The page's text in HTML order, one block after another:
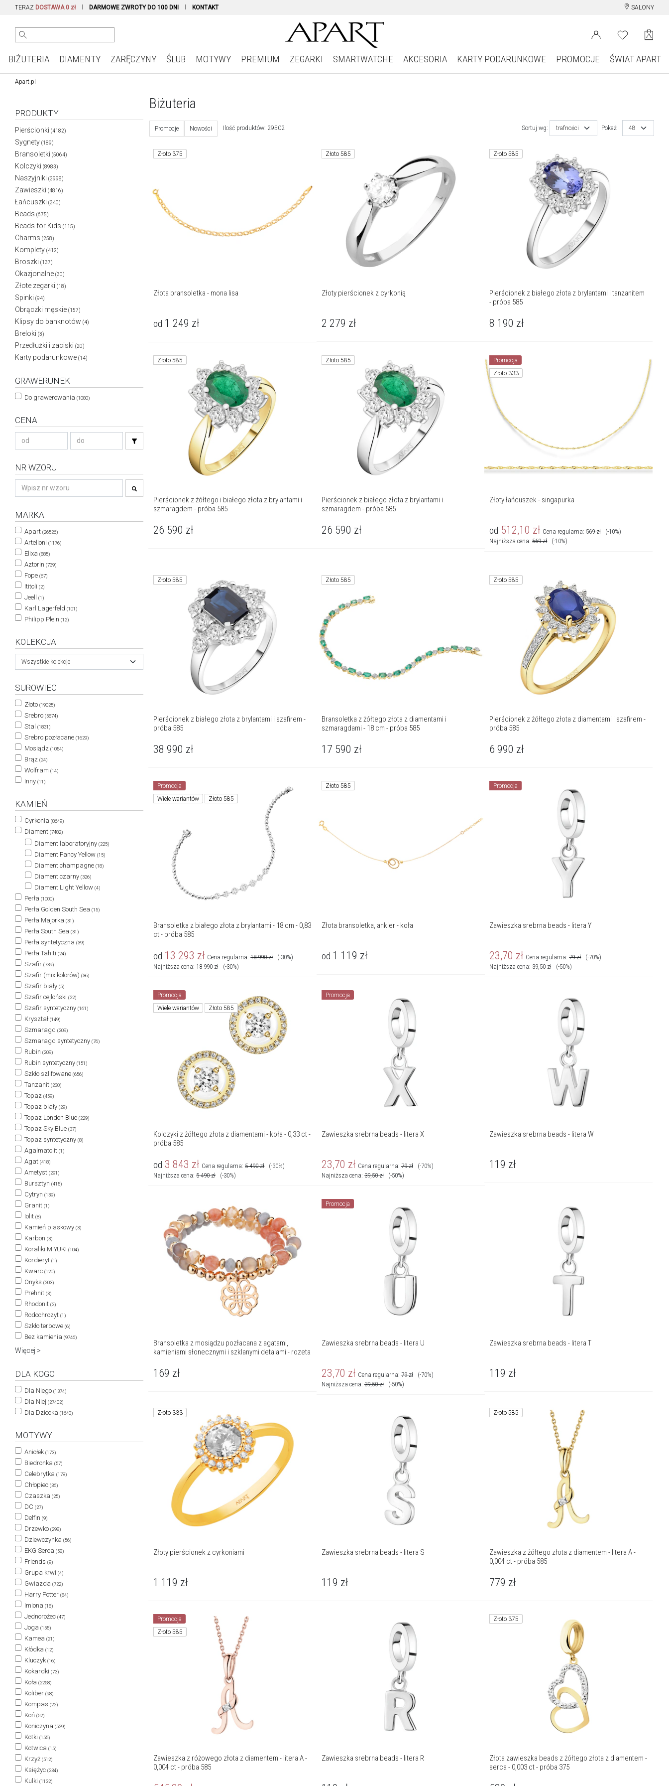
TERAZ DOSTAWA 0 zł DARMOWE ZWROTY DO 100 DNI KONTAKT SALONY
BIŻUTERIA DIAMENTY ZARĘCZYNY ŚLUB MOTYWY PREMIUM ZEGARKI SMARTWATCHE AKCESORIA KARTY PODARUNKOWE PROMOCJE ŚWIAT APART
Apart.pl
PRODUKTY
Pierścionki (4182)
Sygnety (189)
Bransoletki (5064)
Kolczyki (8983)
Naszyjniki (3998)
Zawieszki (4816)
Łańcuszki (340)
Beads (675)
Beads for Kids (115)
Charms (258)
Komplety (412)
Broszki (137)
Okazjonalne (30)
Złote zegarki (18)
Spinki (94)
Obrączki męskie (157)
Klipsy do banknotów (4)
Breloki (3)
Przedłużki i zaciski (20)
Karty podarunkowe (14)
GRAWERUNEK
Do grawerowania (1080)
CENA
NR WZORU
MARKA
Apart (26526)
Artelioni (1176)
Elixa (885)
Aztorin (739)
Fope (67)
Ititoli (2)
Jeell (1)
Karl Lagerfeld (101)
Philipp Plein (12)
KOLEKCJA
Wszystkie kolekcje
SUROWIEC
Złoto (19025)
Srebro (5874)
Stal (1831)
Srebro pozłacane (1629)
Mosiądz (1054)
Brąz (24)
Wolfram (14)
Inny (11)
KAMIEŃ
Cyrkonia (8649)
Diament (7482)
Diament laboratoryjny (225)
Diament Fancy Yellow (15)
Diament champagne (18)
Diament czarny (326)
Diament Light Yellow (4)
Perła (1000)
Perła Golden South Sea (15)
Perła Majorka (31)
Perła South Sea (31)
Perła syntetyczna (39)
Perła Tahiti (24)
Szafir (739)
Szafir (mix kolorów) (36)
Szafir biały (5)
Szafir cejloński (22)
Szafir syntetyczny (161)
Kryształ (149)
Szmaragd (209)
Szmaragd syntetyczny (76)
Rubin (209)
Rubin syntetyczny (151)
Szkło szlifowane (656)
Tanzanit (230)
Topaz (459)
Topaz biały (29)
Topaz London Blue (229)
Topaz Sky Blue (37)
Topaz syntetyczny (8)
Agalmatolit (1)
Agat (418)
Ametyst (291)
Bursztyn (415)
Cytryn (139)
Granit (1)
Iolit (8)
Kamień piaskowy (3)
Karbon (3)
Koraliki MIYUKI (104)
Kordieryt (1)
Kwarc (120)
Onyks (203)
Prehnit (3)
Rhodonit (2)
Rodochrozyt (1)
Szkło terbowe (6)
Bez kamienia (9746)
Więcej >
DLA KOGO
Dla Niego (1374)
Dla Niej (27402)
Dla Dziecka (1640)
MOTYWY
Aniołek (173)
Biedronka (57)
Celebrytka (178)
Chłopiec (36)
Czaszka (25)
DC (27)
Delfin (9)
Drzewko (298)
Dziewczynka (56)
EKG Serca (58)
Friends (9)
Grupa krwi (4)
Gwiazda (722)
Harry Potter (84)
Imiona (18)
Jednorożec (47)
Joga (155)
Kamea (21)
Kłódka (12)
Kluczyk (16)
Kokardki (73)
Koła (2258)
Koliber (98)
Kompas (22)
Koń (52)
Koniczyna (529)
Kotki (155)
Kotwica (15)
Krzyż (512)
Księżyc (234)
Kulki (1132)
Biżuteria
Sortuj wg: trafności Pokaż 48
Promocje Nowości Ilość produktów: 29502
Złoto 375
Złota bransoletka - mona lisa
od 1 249 zł
Złoto 585
Złoty pierścionek z cyrkonią
2 279 zł
Złoto 585
Pierścionek z białego złota z brylantami i tanzanitem
- próba 585
8 190 zł
Złoto 585
Pierścionek z żółtego i białego złota z brylantami i
szmaragdem - próba 585
26 590 zł
Złoto 585
Pierścionek z białego złota z brylantami i
szmaragdem - próba 585
26 590 zł
Promocja
Złoto 333
Złoty łańcuszek - singapurka
od 512,10 zł Cena regularna:569 zł
(-10%)
Najniższa cena:569 zł (-10%)
Złoto 585
Pierścionek z białego złota z brylantami i szafirem -
próba 585
38 990 zł
Złoto 585
Bransoletka z żółtego złota z diamentami i
szmaragdami - 18 cm - próba 585
17 590 zł
Złoto 585
Pierścionek z żółtego złota z diamentami i szafirem -
próba 585
6 990 zł
Promocja
Wiele wariantów
Złoto 585
Bransoletka z białego złota z brylantami - 18 cm - 0,83
ct - próba 585
od 13 293 zł Cena regularna:18 990 zł
(-30%)
Najniższa cena:18 990 zł (-30%)
Złoto 585
Złota bransoletka, ankier - koła
od 1 119 zł
Promocja
Zawieszka srebrna beads - litera Y
23,70 zł Cena regularna:79 zł
(-70%)
Najniższa cena:39,50 zł (-50%)
Promocja
Wiele wariantów
Złoto 585
Kolczyki z żółtego złota z diamentami - koła - 0,33 ct -
próba 585
od 3 843 zł Cena regularna:5 490 zł
(-30%)
Najniższa cena:5 490 zł (-30%)
Promocja
Zawieszka srebrna beads - litera X
23,70 zł Cena regularna:79 zł
(-70%)
Najniższa cena:39,50 zł (-50%)
Zawieszka srebrna beads - litera W
119 zł
Bransoletka z mosiądzu pozłacana z agatami,
kamieniami słonecznymi i szklanymi detalami - rozeta
169 zł
Promocja
Zawieszka srebrna beads - litera U
23,70 zł Cena regularna:79 zł
(-70%)
Najniższa cena:39,50 zł (-50%)
Zawieszka srebrna beads - litera T
119 zł
Złoto 333
Złoty pierścionek z cyrkoniami
1 119 zł
Zawieszka srebrna beads - litera S
119 zł
Złoto 585
Zawieszka z żółtego złota z diamentem - litera A -
0,004 ct - próba 585
779 zł
Promocja
Złoto 585
Zawieszka z różowego złota z diamentem - litera A -
0,004 ct - próba 585
Zawieszka srebrna beads - litera R
Złoto 375
Złota zawieszka beads z żółtego złota z diamentem -
serca - 0,003 ct - próba 375